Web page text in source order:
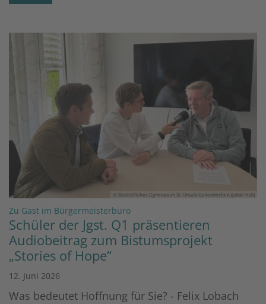
© Bischöfliches Gymnasium St. Ursula Geilenkirchen (Julian Hall)
Zu Gast im Bürgermeisterbüro:
Schüler der Jgst. Q1 präsentieren
Audiobeitrag zum Bistumsprojekt
„Stories of Hope“
12. Juni 2026
Was bedeutet Hoffnung für Sie? - Felix Lobach